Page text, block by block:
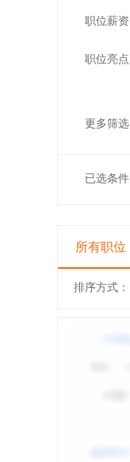
职位薪资
职位亮点
更多筛选
已选条件
所有职位
排序方式：